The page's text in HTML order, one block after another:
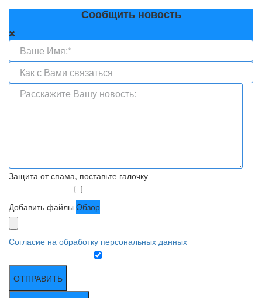
Сообщить новость
Защита от спама, поставьте галочку
Добавить файлы Обзор
Согласие на обработку персональных данных
ОТПРАВИТЬ